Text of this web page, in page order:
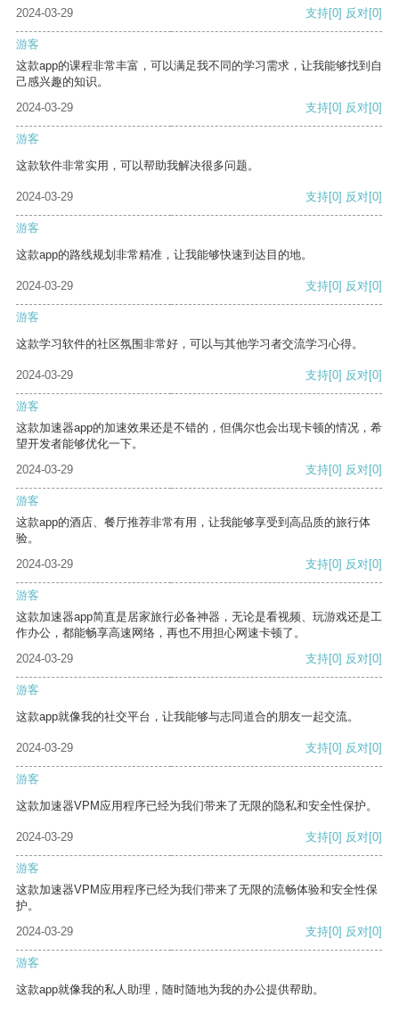
2024-03-29 支持[0] 反对[0]
游客
这款app的课程非常丰富，可以满足我不同的学习需求，让我能够找到自
己感兴趣的知识。
2024-03-29
支持[0] 反对[0]
游客
这款软件非常实用，可以帮助我解决很多问题。
2024-03-29 支持[0] 反对[0]
游客
这款app的路线规划非常精准，让我能够快速到达目的地。
2024-03-29 支持[0] 反对[0]
游客
这款学习软件的社区氛围非常好，可以与其他学习者交流学习心得。
2024-03-29 支持[0] 反对[0]
游客
这款加速器app的加速效果还是不错的，但偶尔也会出现卡顿的情况，希
望开发者能够优化一下。
2024-03-29
支持[0] 反对[0]
游客
这款app的酒店、餐厅推荐非常有用，让我能够享受到高品质的旅行体
验。
2024-03-29
支持[0] 反对[0]
游客
这款加速器app简直是居家旅行必备神器，无论是看视频、玩游戏还是工
作办公，都能畅享高速网络，再也不用担心网速卡顿了。
2024-03-29
支持[0] 反对[0]
游客
这款app就像我的社交平台，让我能够与志同道合的朋友一起交流。
2024-03-29 支持[0] 反对[0]
游客
这款加速器VPM应用程序已经为我们带来了无限的隐私和安全性保护。
2024-03-29 支持[0] 反对[0]
游客
这款加速器VPM应用程序已经为我们带来了无限的流畅体验和安全性保
护。
2024-03-29
支持[0] 反对[0]
游客
这款app就像我的私人助理，随时随地为我的办公提供帮助。